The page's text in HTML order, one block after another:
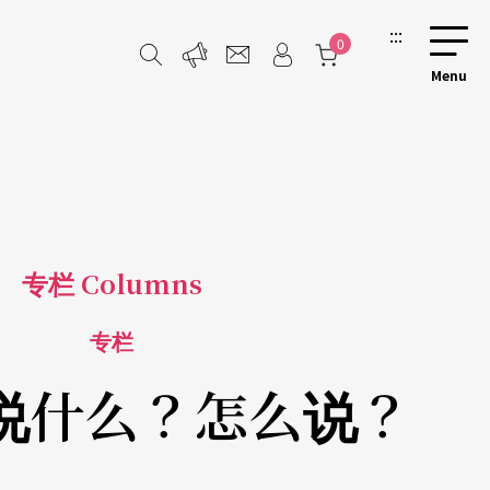
0 :::
专栏 Columns
专栏
什么？怎么说？